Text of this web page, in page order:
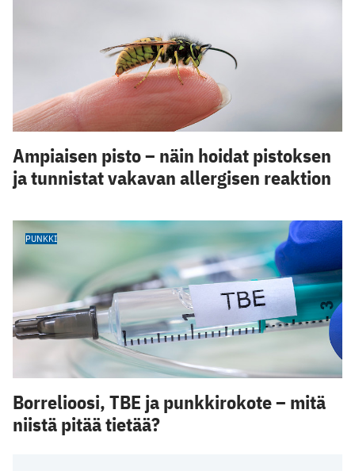
Ampiaisen pisto – näin hoidat pistoksen
ja tunnistat vakavan allergisen reaktion
PUNKKI
Borrelioosi, TBE ja punkkirokote – mitä
niistä pitää tietää?